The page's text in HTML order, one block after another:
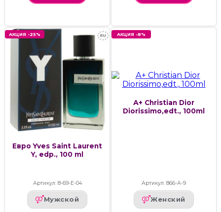
АКЦИЯ -25%
Евро Yves Saint Laurent
Y, edp., 100 ml
Артикул: 8-69-Е-04
Мужской
АКЦИЯ -8%
А+ Christian Dior
Diorissimo,edt., 100ml
Артикул: 866-А-9
Женский